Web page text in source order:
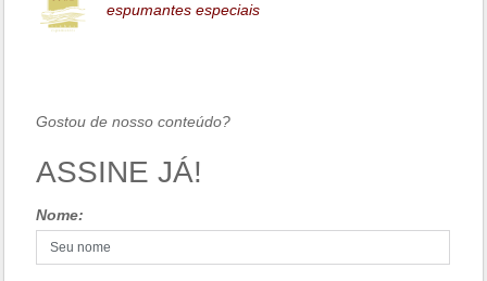
espumantes especiais
Gostou de nosso conteúdo?
ASSINE JÁ!
Nome: